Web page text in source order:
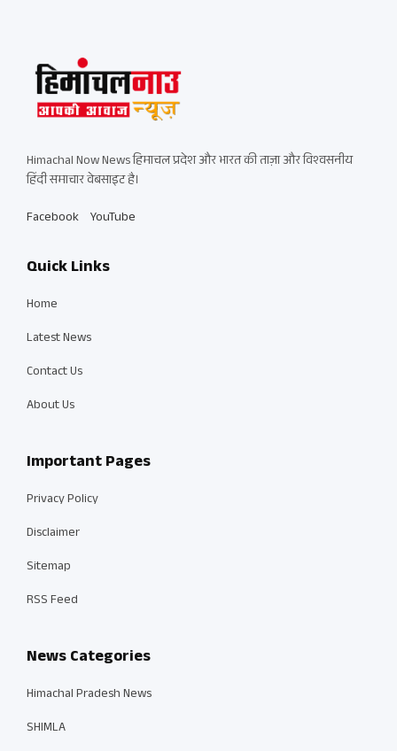
Himachal Now News हिमाचल प्रदेश और भारत की ताज़ा और विश्वसनीय
हिंदी समाचार वेबसाइट है।
Facebook YouTube
Quick Links
Home
Latest News
Contact Us
About Us
Important Pages
Privacy Policy
Disclaimer
Sitemap
RSS Feed
News Categories
Himachal Pradesh News
SHIMLA